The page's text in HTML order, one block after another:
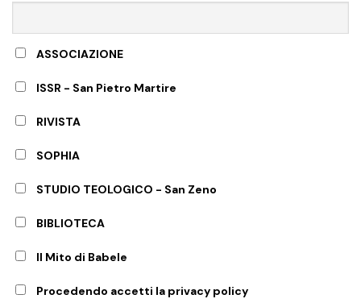
ASSOCIAZIONE
ISSR - San Pietro Martire
RIVISTA
SOPHIA
STUDIO TEOLOGICO - San Zeno
BIBLIOTECA
Il Mito di Babele
Procedendo accetti la privacy policy